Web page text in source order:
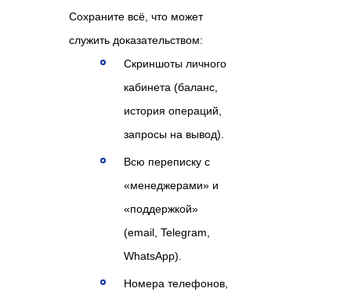
Сохраните всё, что может
служить доказательством:
Скриншоты личного
кабинета (баланс,
история операций,
запросы на вывод).
Всю переписку с
«менеджерами» и
«поддержкой»
(email, Telegram,
WhatsApp).
Номера телефонов,